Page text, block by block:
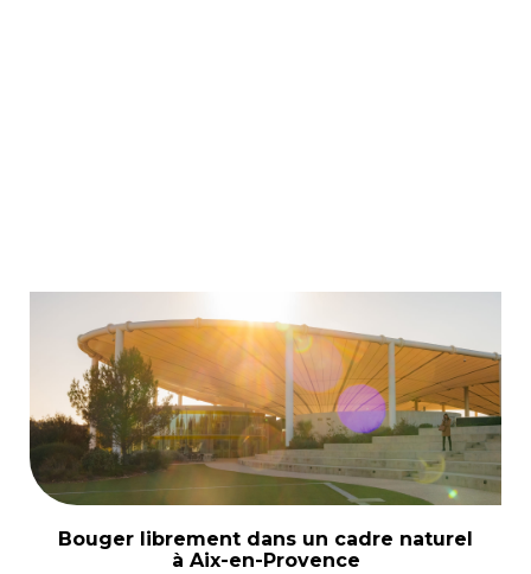
Bouger librement dans un cadre naturel
à Aix-en-Provence